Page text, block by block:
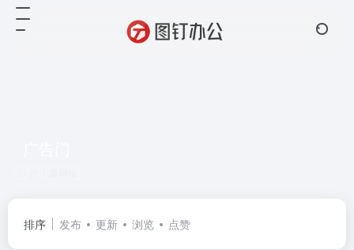
排序 发布 更新 浏览 点赞